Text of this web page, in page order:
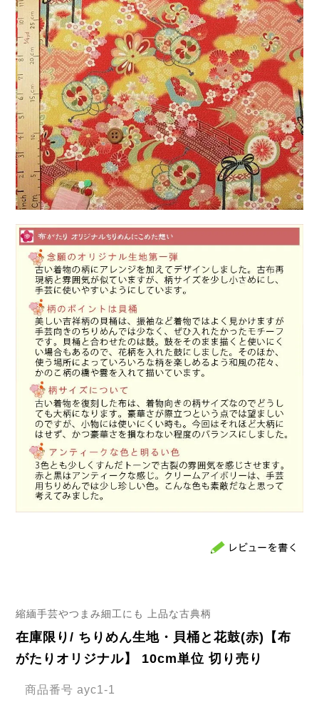
縮緬手芸やつまみ細工にも 上品な古典柄
在庫限り/ ちりめん生地・貝桶と花鼓(赤)【布
がたりオリジナル】 10cm単位 切り売り
商品番号 ayc1-1